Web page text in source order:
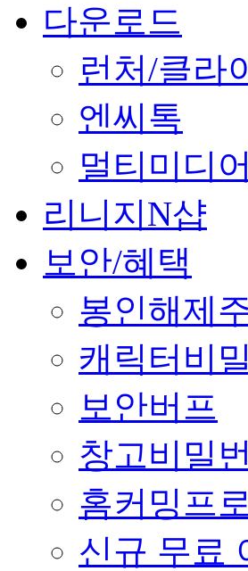
다운로드
런처/클라
엔씨톡
멀티미디어
리니지N샵
보안/혜택
봉인해제
캐릭터비
보안버프
창고비밀
홈커밍프
신규 무료